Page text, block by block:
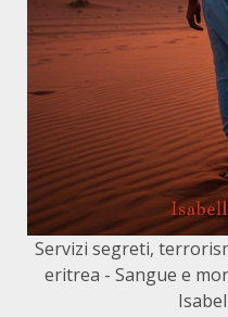
Servizi segreti,
eritrea - Sangue e